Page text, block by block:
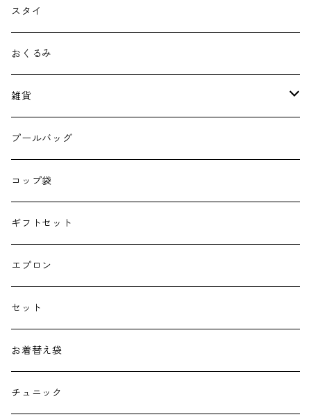
スタイ
おくるみ
雑貨
エコバッグ
巾着
授乳クッション
よだれカバー
抱っこ紐
子供用バッグ
ポケットティッシュケース
プールバッグ
コップ袋
ギフトセット
エプロン
セット
お着替え袋
チュニック